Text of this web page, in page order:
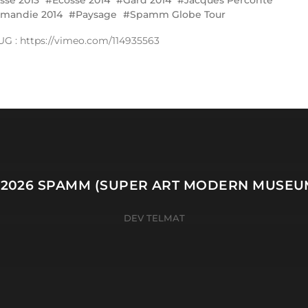
2014
Paysage Spamm Globe Tour
: https://vimeo.com/114935563
SPAMM (SUPER ART MODERN
DEV TELMAT